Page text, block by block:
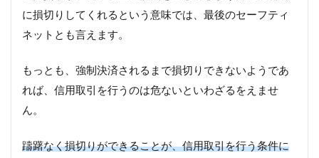
に損切りしてくれるという意味では、最後のセーフティ
ネットとも言えます。
もっとも、強制決済されるまで損切りできないようであ
れば、信用取引を行うのは危ないといわざるをえませ
ん。
躊躇なく損切りができることが、信用取引を行う条件に